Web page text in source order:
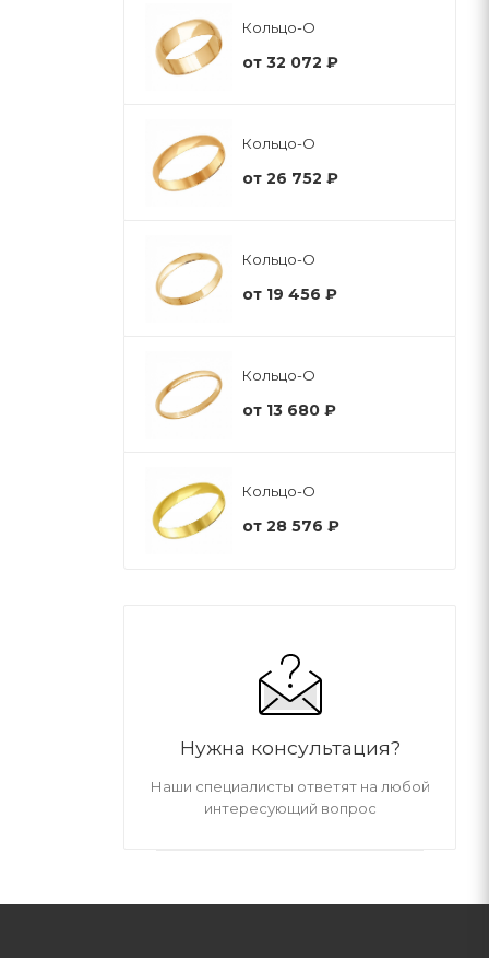
Кольцо-О
от 32 072 ₽
Кольцо-О
от 26 752 ₽
Кольцо-О
от 19 456 ₽
Кольцо-О
от 13 680 ₽
Кольцо-О
от 28 576 ₽
Нужна консультация?
Наши специалисты ответят на любой
интересующий вопрос